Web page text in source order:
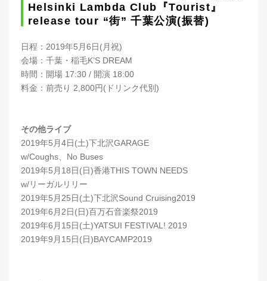
Helsinki Lambda Club『Tourist』
release tour “街” 千葉公演(振替)
日程：2019年5月6日(月祝)
会場：千葉・稲毛K’S DREAM
時間：開場 17:30 / 開演 18:00
料金：前売り 2,800円(ドリンク代別)
その他ライブ
2019年5月4日(土)下北沢GARAGE
w/Coughs、No Buses
2019年5月18日(日)香港THIS TOWN NEEDS
w/リーガルリリー
2019年5月25日(土)下北沢Sound Cruising2019
2019年6月2日(日)百万石音楽祭2019
2019年6月15日(土)YATSUI FESTIVAL! 2019
2019年9月15日(日)BAYCAMP2019